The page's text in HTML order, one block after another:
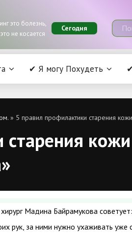
это болезнь,
не косается
Сегодня
✔ Я могу Похудеть
» 5 правил профилактики старения
хирург Мадина Байрамукова
рук, за ними нужно ухаживать уже